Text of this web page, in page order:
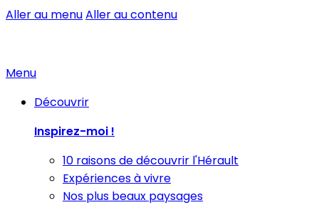
Aller au menuAller au contenu
Menu
Découvrir
Inspirez-moi !
10 raisons de découvrir l'Hérault
Expériences à vivre
Nos plus beaux paysages